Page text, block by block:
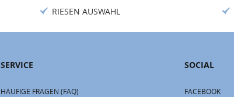
RIESEN AUSWAHL
SERVICE
HÄUFIGE FRAGEN (FAQ)
SOCIAL
FACEBOOK